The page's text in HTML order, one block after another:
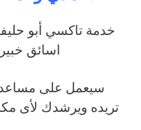
خدمة تاكسي أبو
اسائق
سيعمل على
تريده ويرشدك لأى